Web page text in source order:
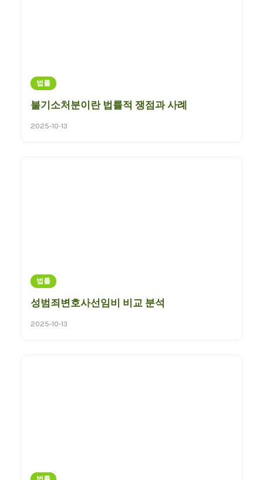
법률
불기소처분이란 법률적 쟁점과 사례
2025-10-13
법률
성범죄변호사선임비 비교 분석
2025-10-13